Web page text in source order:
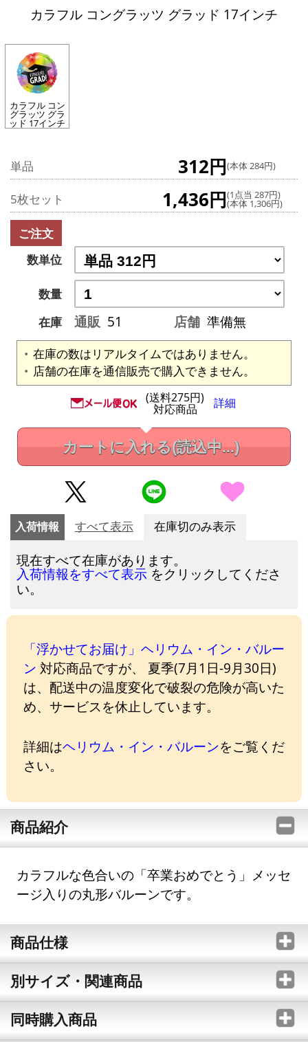
カラフル コングラッツ グラッド 17インチ
カラフル コン
グラッツ グラ
ッド 17インチ
単品 312円(本体 284円)
5枚セット 1,436円(1点当 287円)
(本体 1,306円)
ご注文
数単位
数量
在庫
通販 51 店舗 準備無
在庫の数はリアルタイムではありません。
店舗の在庫を通信販売で購入できません。
(送料275円)
対応商品 詳細
カートに入れる(読込中...)
入荷情報 すべて表示 在庫切のみ表示
現在すべて在庫があります。
入荷情報をすべて表示 をクリックしてくださ
い。
「浮かせてお届け」ヘリウム・イン・バルー
ン 対応商品ですが、 夏季(7月1日-9月30日)
は、配送中の温度変化で破裂の危険が高いた
め、サービスを休止しています。
詳細はヘリウム・イン・バルーンをご覧くだ
さい。
商品紹介
カラフルな色合いの「卒業おめでとう」メッセ
ージ入りの丸形バルーンです。
商品仕様
別サイズ・関連商品
同時購入商品